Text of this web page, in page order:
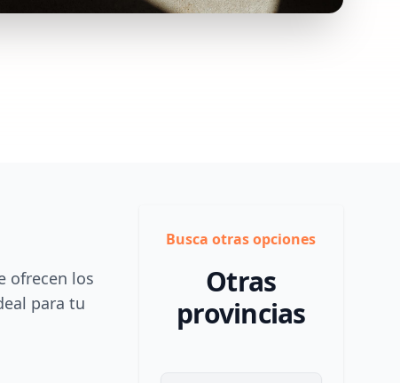
ofrecen los
para tu
Busca otras opciones
Otras
provincias